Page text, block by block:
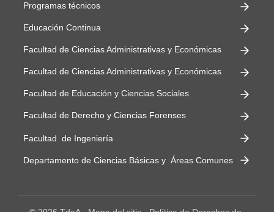
Programas técnicos
Educación Continua
Facultad de Ciencias Administrativas y Económicas
Facultad de Ciencias Administrativas y Económicas
Facultad de Educación y Ciencias Sociales
Facultad de Derecho y Ciencias Forenses
Facultad de Ingeniería
Departamento de Ciencias Básicas y Áreas Comunes